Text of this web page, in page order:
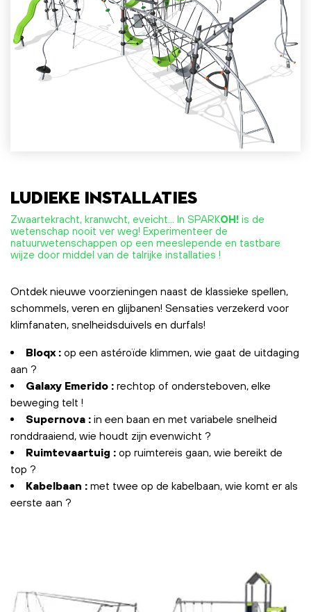
Ludieke installaties
Zwaartekracht, kranwcht, eveicht… In SPARKOH! is de
wetenschap nooit ver weg! Experimenteer de
natuurwetenschappen op een meeslepende en tastbare
wijze door middel van de talrijke installaties !
Ontdek nieuwe voorzieningen naast de klassieke spellen,
schommels, veren en glijbanen! Sensaties verzekerd voor
klimfanaten, snelheidsduivels en durfals!
Bloqx : op een astéroïde klimmen, wie gaat de uitdaging
aan ?
Galaxy Emerido : rechtop of ondersteboven, elke
beweging telt !
Supernova : in een baan en met variabele snelheid
ronddraaiend, wie houdt zijn evenwicht ?
Ruimtevaartuig : op ruimtereis gaan, wie bereikt de
top ?
Kabelbaan : met twee op de kabelbaan, wie komt er als
eerste aan ?